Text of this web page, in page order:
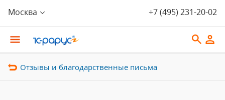
Москва +7 (495) 231-20-02
Отзывы и благодарственные письма